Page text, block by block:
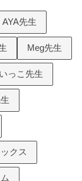
AYA先生
Meg先生
いっこ先生
クス